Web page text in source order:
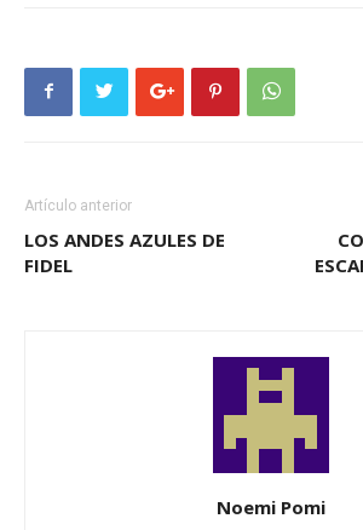
Artículo anterior
LOS ANDES AZULES DE
FIDEL
Noemi Pomi